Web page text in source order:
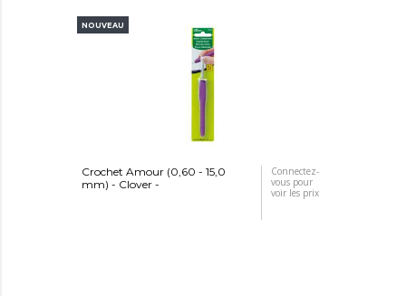
NOUVEAU
Crochet Amour (0,60 - 15,0
mm) - Clover -
Connectez-
vous pour
voir les prix